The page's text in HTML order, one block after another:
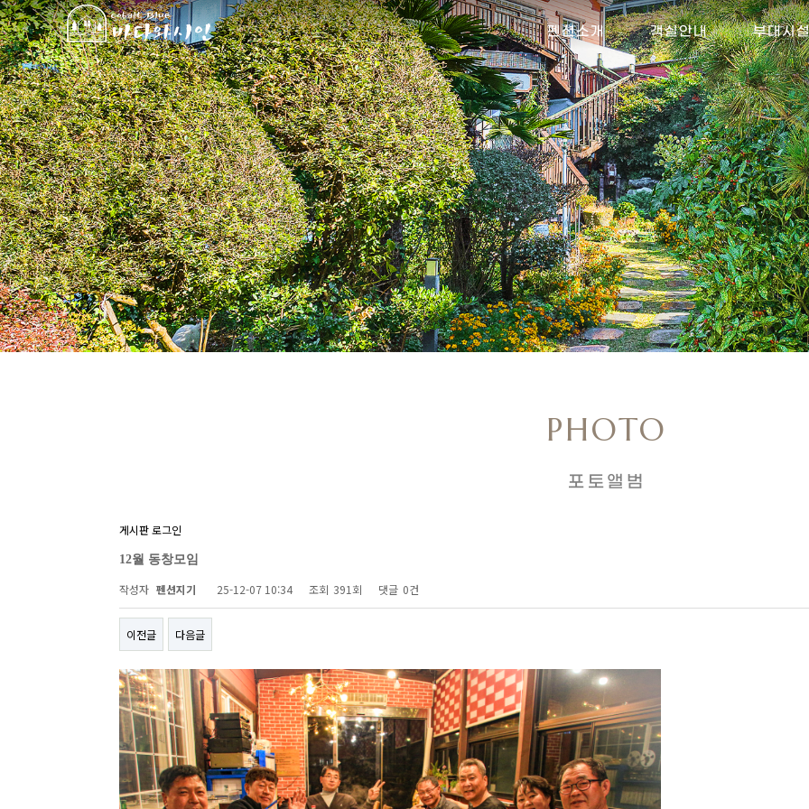
펜션소개
외부감상
오시는길
객실안내
마레블루
블루실
코발트실
코발트블루실(단체방)
부대시
바다전망
바베큐장
족구장
선외기 및 선
바지락체험
방파제&선상
PHOTO
포토앨범
게시판 로그인
12월 동창모임
작성자 펜션지기 25-12-07 10:34 조회 391회 댓글 0건
이전글 다음글